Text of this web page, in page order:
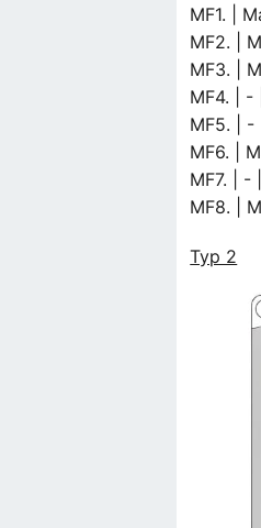
MF1. |
MF2. |
MF3. |
MF4. | -
MF5. | -
MF6. |
MF7. | -
MF8. |
Typ 2